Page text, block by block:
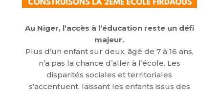
Au Niger, l’accès à l’éducation reste un défi
majeur.
Plus d’un enfant sur deux, âgé de 7 à 16 ans,
n’a pas la chance d’aller à l’école. Les
disparités sociales et territoriales
s’accentuent, laissant les enfants issus des